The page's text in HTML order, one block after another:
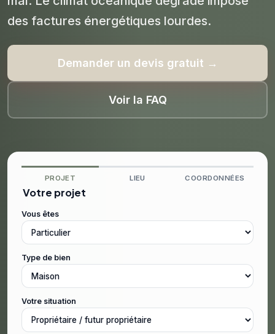
des factures énergétiques lourdes.
Demander un devis gratuit →
Voir la FAQ
PROJET LIEU COORDONNÉES
Votre projet
Vous êtes
Type de bien
Votre situation